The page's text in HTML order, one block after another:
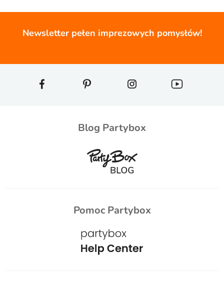
Newsletter pełen imprezowych pomysłów!
Blog Partybox
Pomoc Partybox